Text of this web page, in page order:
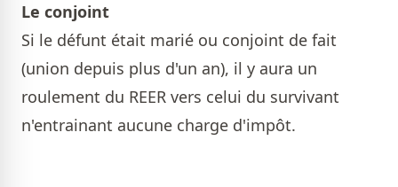
Le conjoint
Si le défunt était marié ou conjoint de fait
(union depuis plus d'un an), il y aura un
roulement du REER vers celui du survivant
n'entrainant aucune charge d'impôt.